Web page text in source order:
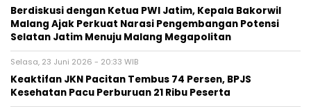
Berdiskusi dengan Ketua PWI Jatim, Kepala Bakorwil
Malang Ajak Perkuat Narasi Pengembangan Potensi
Selatan Jatim Menuju Malang Megapolitan
Selasa, 23 Juni 2026 - 20:33 WIB
Keaktifan JKN Pacitan Tembus 74 Persen, BPJS
Kesehatan Pacu Perburuan 21 Ribu Peserta